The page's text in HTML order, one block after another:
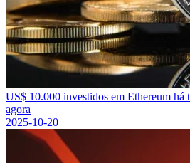
US$ 10.000 investidos em Ethereum há
agora
2025-10-20